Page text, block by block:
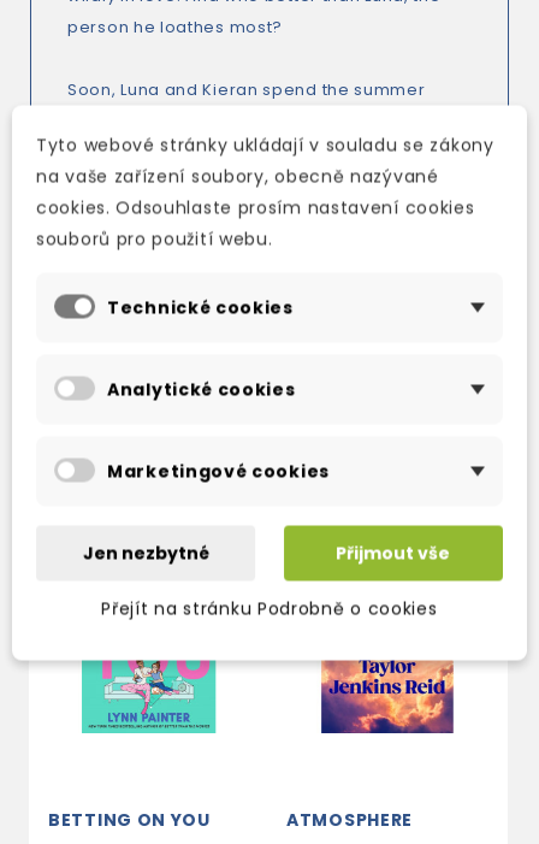
person he loathes most?
Soon, Luna and Kieran spend the summer
flying around the world for the tennis circuit.
But the more they pretend, the more they
question if they can keep their hearts, and
their careers, together. Especially with
BETTING ON YOU ATMOSPHERE
Tyto webové stránky ukládají v souladu se zákony
na vaše zařízení soubory, obecně nazývané
cookies. Odsouhlaste prosím nastavení cookies
souborů pro použití webu.
Technické cookies
Analytické cookies
Marketingové cookies
Jen nezbytné Přijmout vše
Přejít na stránku Podrobně o cookies